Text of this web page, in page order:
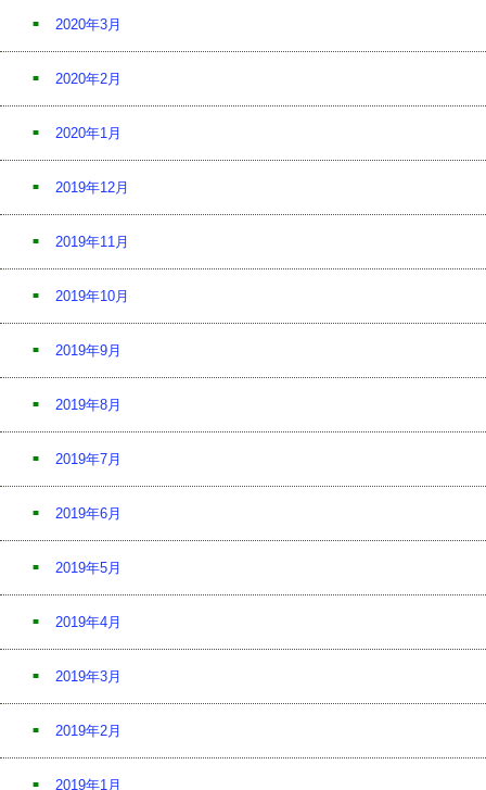
2020年3月
2020年2月
2020年1月
2019年12月
2019年11月
2019年10月
2019年9月
2019年8月
2019年7月
2019年6月
2019年5月
2019年4月
2019年3月
2019年2月
2019年1月